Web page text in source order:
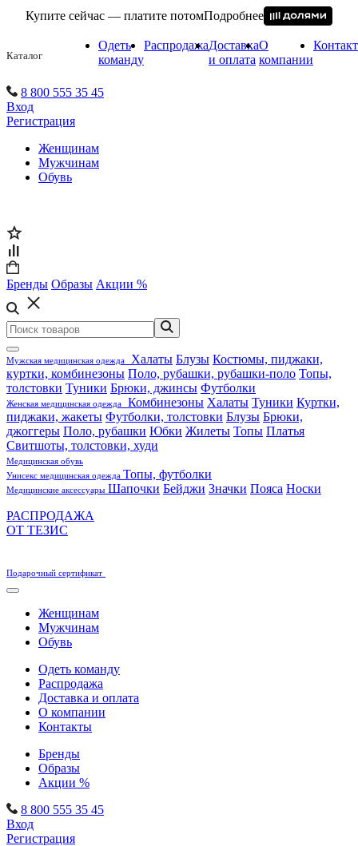
Купите сейчас — платите потомПодробнее
Каталог
Одеть
команду
РаспродажаДоставка
и оплата
О
компании
8 800 555 35 45
Вход
Регистрация
Женщинам
Мужчинам
Обувь
Бренды Образы Акции %
Мужская медицинская одежда Халаты Блузы Костюмы, пиджаки,
куртки, комбинезоны Поло, рубашки, рубашки-поло Топы,
толстовки Туники Брюки, джинсы Футболки
Женская медицинская одежда Комбинезоны Халаты Туники Куртки,
пиджаки, жакеты Футболки, толстовки Блузы Брюки,
джоггеры Поло, рубашки Юбки Жилеты Топы Платья
Свитшоты, толстовки, худи
Медицинская обувь
Унисекс медицинская одежда Топы, футболки
Медицинские аксессуары Шапочки Бейджи Значки Пояса Носки
РАСПРОДАЖА
ОТ ТЕЗИС
Подарочный сертификат
Женщинам
Мужчинам
Обувь
Одеть команду
Распродажа
Доставка и оплата
О компании
Контакты
Бренды
Образы
Акции %
8 800 555 35 45
Вход
Регистрация